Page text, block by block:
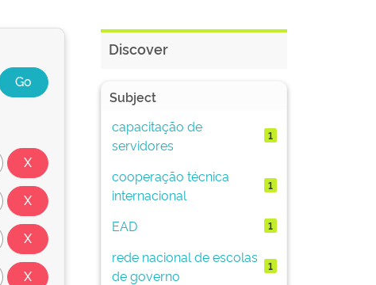
Discover
Subject
capacitação de
servidores
1
cooperação técnica
internacional
1
EAD 1
rede nacional de escolas
de governo
1